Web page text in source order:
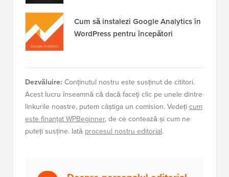
Cum să instalezi Google Analytics în
WordPress pentru începători
Dezvăluire: Conținutul nostru este susținut de cititori.
Acest lucru înseamnă că dacă faceți clic pe unele dintre
linkurile noastre, putem câștiga un comision. Vedeți cum
este finanțat WPBeginner, de ce contează și cum ne
puteți susține. Iată procesul nostru editorial.